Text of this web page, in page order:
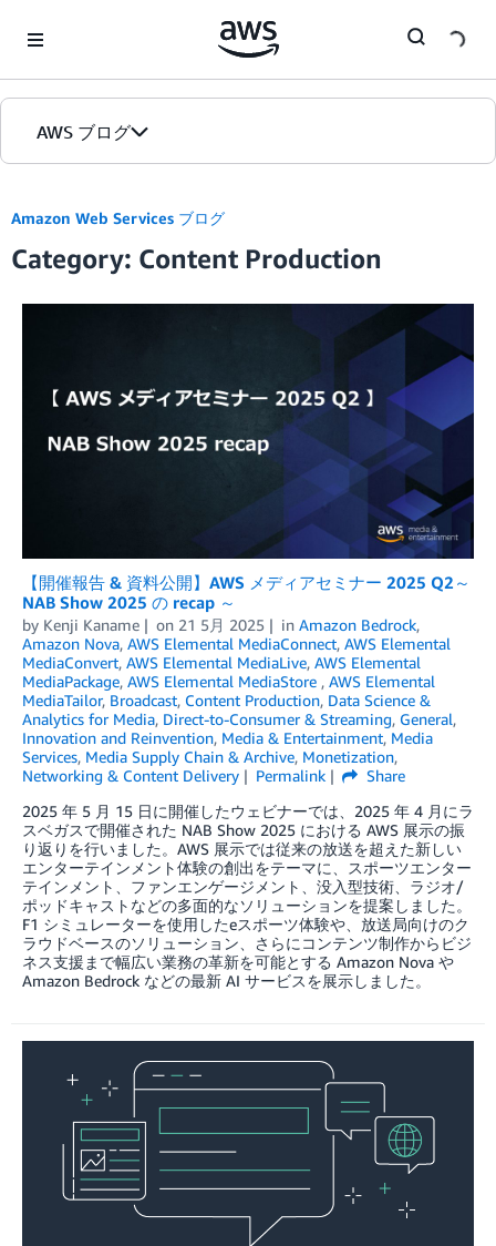
AWS ブログ
カテゴリ
エディション
Amazon Web Services ブログ
Category: Content Production
【開催報告 & 資料公開】AWS メディアセミナー 2025 Q2～
NAB Show 2025 の recap ～
by Kenji Kaname on 21 5月 2025 in Amazon Bedrock,
Amazon Nova, AWS Elemental MediaConnect, AWS Elemental
MediaConvert, AWS Elemental MediaLive, AWS Elemental
MediaPackage, AWS Elemental MediaStore , AWS Elemental
MediaTailor, Broadcast, Content Production, Data Science &
Analytics for Media, Direct-to-Consumer & Streaming, General,
Innovation and Reinvention, Media & Entertainment, Media
Services, Media Supply Chain & Archive, Monetization,
Networking & Content Delivery
Permalink
Share
2025 年 5 月 15 日に開催したウェビナーでは、2025 年 4 月にラ
スベガスで開催された NAB Show 2025 における AWS 展示の振
り返りを行いました。AWS 展示では従来の放送を超えた新しい
エンターテインメント体験の創出をテーマに、スポーツエンター
テインメント、ファンエンゲージメント、没入型技術、ラジオ/
ポッドキャストなどの多面的なソリューションを提案しました。
F1 シミュレーターを使用したeスポーツ体験や、放送局向けのク
ラウドベースのソリューション、さらにコンテンツ制作からビジ
ネス支援まで幅広い業務の革新を可能とする Amazon Nova や
Amazon Bedrock などの最新 AI サービスを展示しました。